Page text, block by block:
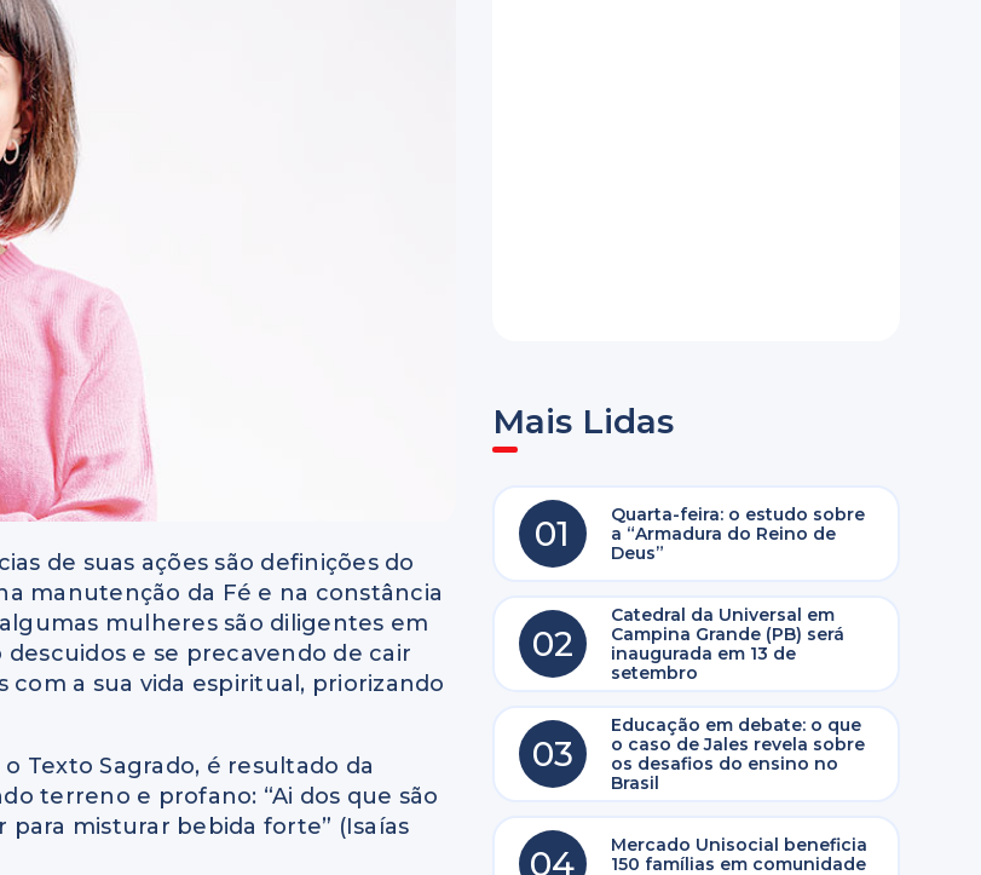
de suas ações são definições do
manutenção da Fé e na constância
mulheres são diligentes em
e se precavendo de cair
a sua vida espiritual, priorizando
Texto Sagrado, é resultado da
terreno e profano: “Ai dos que são
misturar bebida forte” (Isaías
Mais Lidas
01
Quarta-feira: o estudo sobre
a “Armadura do Reino de
Deus”
02
Catedral da Universal em
Campina Grande (PB) será
inaugurada em 13 de
setembro
03
Educação em debate: o que
o caso de Jales revela sobre
os desafios do ensino no
Brasil
04
Mercado Unisocial beneficia
150 famílias em comunidade